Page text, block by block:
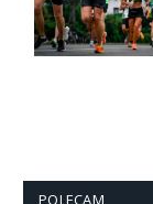
POLECAM